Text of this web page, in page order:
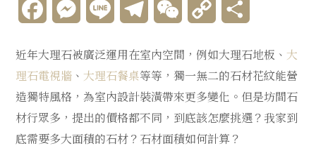
FacebookMessenger
Line TelegramWeChat Copy
近年大理石被廣泛運用在室內空間，例如大理石地板、 大
理石電視牆 、 大理石餐桌等等，獨一無二的石材花紋能營
造獨特風格，為室內設計裝潢帶來更多變化。但是坊間石
材行眾多，提出的價格都不同，到底該怎麼挑選？我家到
底需要多大面積的石材？石材面積如何計算？